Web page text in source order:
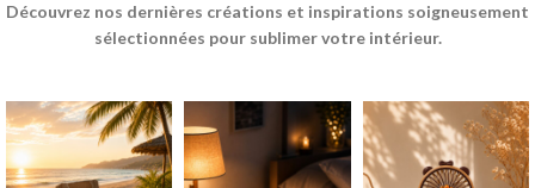
Découvrez nos dernières créations et inspirations soigneusement
sélectionnées pour sublimer votre intérieur.